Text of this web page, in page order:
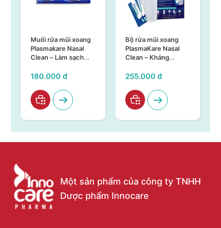
Muối rửa mũi xoang
Plasmakare Nasal
Clean – Làm sạch
180.000 đ
Bộ rửa mũi xoang
PlasmaKare Nasal
Clean – Kháng
làm sạch hiệu quả,
255.000 đ
Một sản phẩm của công ty TNHH
Dược phẩm Innocare